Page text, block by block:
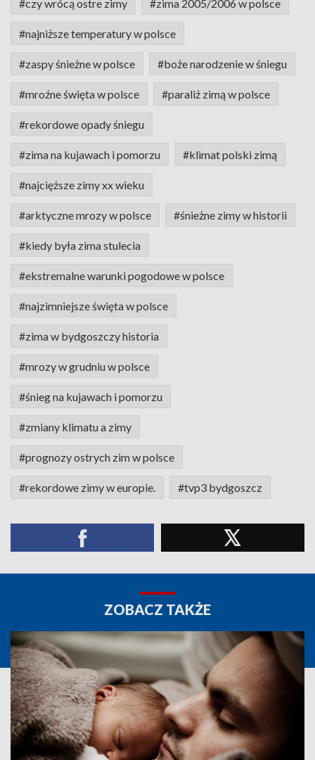
#czy wrócą ostre zimy #zima 2005/2006 w polsce
#najniższe temperatury w polsce
#zaspy śnieżne w polsce #boże narodzenie w śniegu
#mroźne święta w polsce #paraliż zimą w polsce
#rekordowe opady śniegu
#zima na kujawach i pomorzu #klimat polski zimą
#najcięższe zimy xx wieku
#arktyczne mrozy w polsce #śnieżne zimy w historii
#kiedy była zima stulecia
#ekstremalne warunki pogodowe w polsce
#najzimniejsze święta w polsce
#zima w bydgoszczy historia
#mrozy w grudniu w polsce
#śnieg na kujawach i pomorzu
#zmiany klimatu a zimy
#prognozy ostrych zim w polsce
#rekordowe zimy w europie. #tvp3 bydgoszcz
ZOBACZ TAKŻE